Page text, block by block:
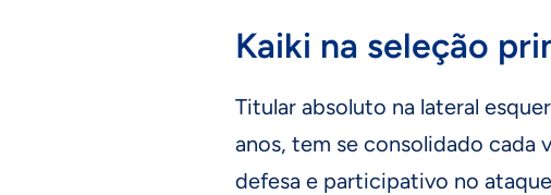
Kaiki na seleção
Titular absoluto na lateral
anos, tem se consolidado cada
defesa e participativo no